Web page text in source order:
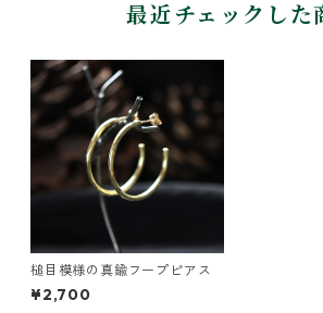
最近チェックした
槌目模様の真鍮フープピアス
¥2,700